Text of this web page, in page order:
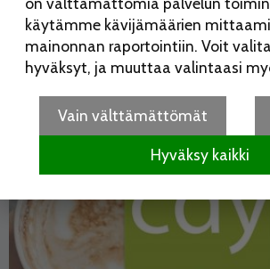
käytämme kävijämäärien
mainonnan raportointiin. Voit
hyväksyt, ja muuttaa valintaasi
Vain välttämättömät
Hyväksy kaikki